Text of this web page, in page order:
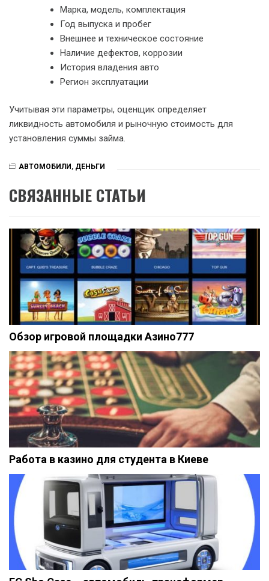
Марка, модель, комплектация
Год выпуска и пробег
Внешнее и техническое состояние
Наличие дефектов, коррозии
История владения авто
Регион эксплуатации
Учитывая эти параметры, оценщик определяет
ликвидность автомобиля и рыночную стоимость для
установления суммы займа.
АВТОМОБИЛИ, ДЕНЬГИ
СВЯЗАННЫЕ СТАТЬИ
Обзор игровой площадки Азино777
Работа в казино для студента в Киеве